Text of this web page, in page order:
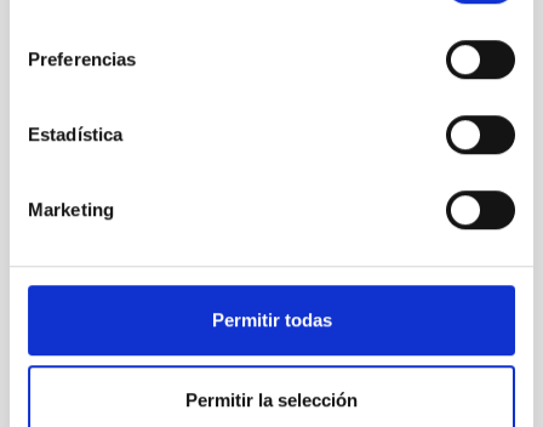
Preferencias
Estadística
Marketing
Permitir todas
Permitir la selección
asistentes
Semana de
las